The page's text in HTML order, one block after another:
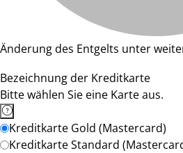
Änderung des Entgelts unter
Bezeichnung der Kreditkarte
Bitte wählen Sie eine Karte aus.
Kreditkarte Gold (Mastercard)
Kreditkarte Standard